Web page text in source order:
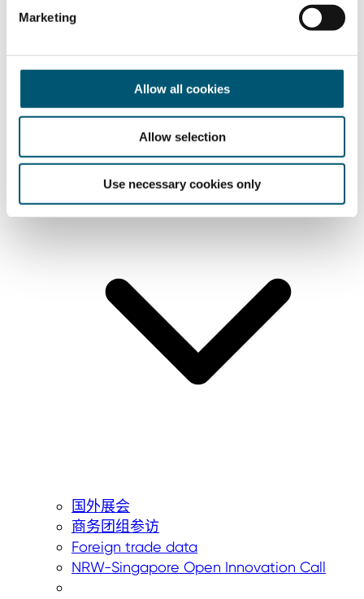
Marketing
Allow all cookies
Allow selection
Use necessary cookies only
国外展会
商务团组参访
Foreign trade data
NRW-Singapore Open Innovation Call